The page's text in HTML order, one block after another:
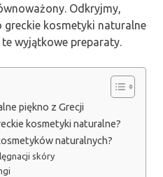
Odkryjmy,
kosmetyki naturalne
wyjątkowe preparaty.
piękno z Grecji
kosmetyki naturalne?
naturalnych?
skóry